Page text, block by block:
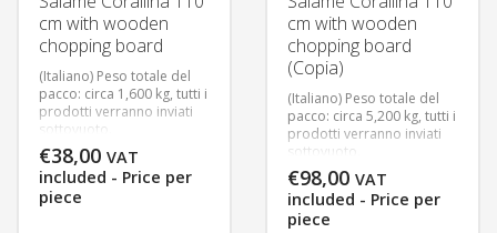
cm with wooden
chopping board
(Italiano) Peso totale del
pacco: circa 1,600 kg, tutti i
prodotti verranno inviati
sottovuoto.
Consegna in 3 gg
lavorativi, per consentirci
un’adeguata preparazione
della merce.
€38,00 VAT
included - Price per
piece
cm with wooden
chopping board
(Copia)
(Italiano) Peso totale del
pacco: circa 5,200 kg, tutti i
prodotti verranno inviati
sottovuoto.
Consegna in 3 gg
lavorativi, per consentirci
un’adeguata preparazione
della merce.
€98,00 VAT
included - Price per
piece